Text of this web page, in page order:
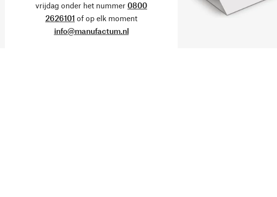
vrijdag onder het nummer 0800
2626101 of op elk moment
info@manufactum.nl